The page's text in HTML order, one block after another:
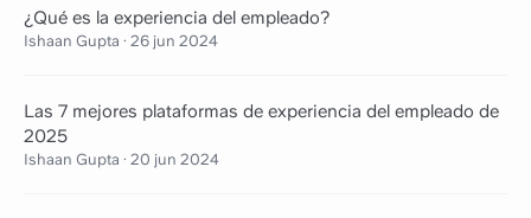
¿Qué es la experiencia del empleado?
Ishaan Gupta · 26 jun 2024
Las 7 mejores plataformas de experiencia del empleado de
2025
Ishaan Gupta · 20 jun 2024